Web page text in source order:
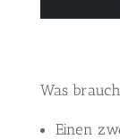
Was
Einen